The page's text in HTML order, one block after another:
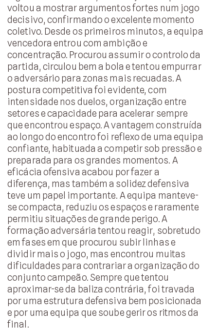
voltou a mostrar argumentos fortes num jogo
decisivo, confirmando o excelente momento
coletivo. Desde os primeiros minutos, a equipa
vencedora entrou com ambição e
concentração. Procurou assumir o controlo da
partida, circulou bem a bola e tentou empurrar
o adversário para zonas mais recuadas. A
postura competitiva foi evidente, com
intensidade nos duelos, organização entre
setores e capacidade para acelerar sempre
que encontrou espaço. A vantagem construída
ao longo do encontro foi reflexo de uma equipa
confiante, habituada a competir sob pressão e
preparada para os grandes momentos. A
eficácia ofensiva acabou por fazer a
diferença, mas também a solidez defensiva
teve um papel importante. A equipa manteve-
se compacta, reduziu os espaços e raramente
permitiu situações de grande perigo. A
formação adversária tentou reagir, sobretudo
em fases em que procurou subir linhas e
dividir mais o jogo, mas encontrou muitas
dificuldades para contrariar a organização do
conjunto campeão. Sempre que tentou
aproximar-se da baliza contrária, foi travada
por uma estrutura defensiva bem posicionada
e por uma equipa que soube gerir os ritmos da
final.